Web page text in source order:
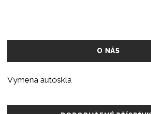
O NÁS
Vymena autoskla